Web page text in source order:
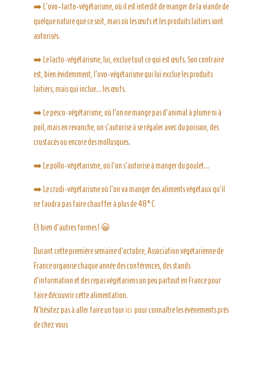
➡️ L’ovo–lacto-végétarisme, où il est interdit de manger de la viande de
quelque nature que ce soit, mais où les œufs et les produits laitiers sont
autorisés.
➡️ Le lacto-végétarisme, lui, exclue tout ce qui est œufs. Son contraire
est, bien évidemment, l’ovo-végétarisme qui lui exclue les produits
laitiers, mais qui inclue… les œufs.
➡️ Le pesco-végétarisme, où l’on ne mange pas d’animal à plume ni à
poil, mais en revanche, on s’autorise à se régaler avec du poisson, des
crustacés ou encore des mollusques.
➡️ Le pollo-végétarisme, où l’on s’autorise à manger du poulet…
➡️ Le crudi-végétarisme où l’on va manger des aliments végétaux qu’il
ne faudra pas faire chauffer à plus de 48° C
Et bien d’autres formes ! 😀
Durant cette première semaine d’octobre, Association végétarienne de
France organise chaque année des conférences, des stands
d’information et des repas végétariens un peu partout en France pour
faire découvrir cette alimentation.
N’hésitez pas à aller faire un tourici pour connaître les évènements près
de chez vous